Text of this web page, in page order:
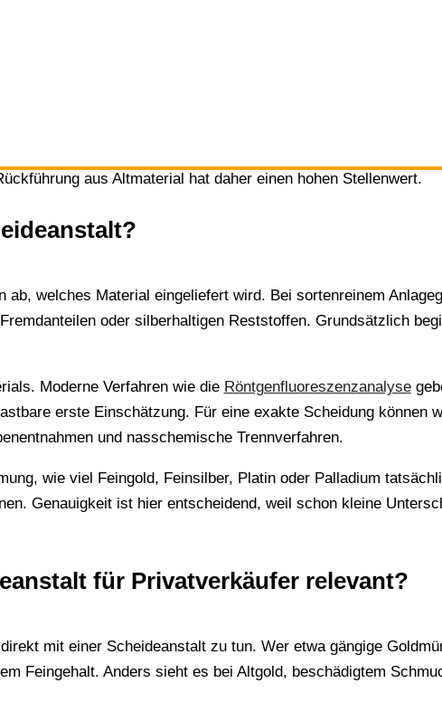
aus Altmaterial hat daher einen hohen Stellenwert.
ab, welches Material eingeliefert wird. Bei sortenreinem
oder silberhaltigen Reststoffen. Grundsätzlich
Moderne Verfahren wie die Röntgenfluoreszenzanalyse
erste Einschätzung. Für eine exakte Scheidung können
und nasschemische Trennverfahren.
wie viel Feingold, Feinsilber, Platin oder Palladium
Genauigkeit ist hier entscheidend, weil schon kleine
für Privatverkäufer relevant?
mit einer Scheideanstalt zu tun. Wer etwa gängige
Feingehalt. Anders sieht es bei Altgold, beschädigtem